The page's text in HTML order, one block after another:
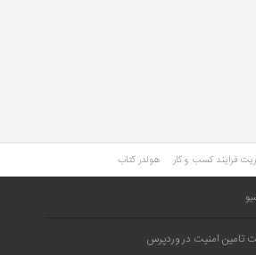
فرایند کسب و کار هولدر کتاب